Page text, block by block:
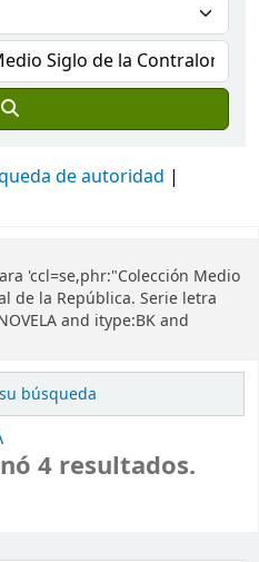
de autoridad
'ccl=se,phr:"Colección Medio
de la República. Serie letra
and itype:BK and
búsqueda
4 resultados.